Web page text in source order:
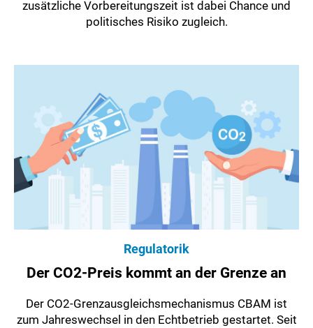
zusätzliche Vorbereitungszeit ist dabei Chance und
politisches Risiko zugleich.
Regulatorik
Der CO2-Preis kommt an der Grenze an
Der CO2-Grenzausgleichsmechanismus CBAM ist
zum Jahreswechsel in den Echtbetrieb gestartet. Seit